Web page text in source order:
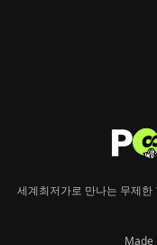
세계최저가로 만나는 무제
Made